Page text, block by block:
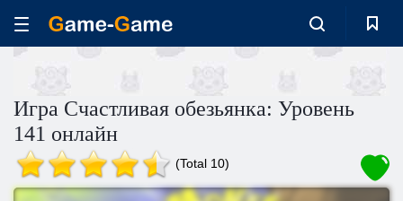
Игра Счастливая обезьянка: Уровень
141 онлайн
(Total 10)